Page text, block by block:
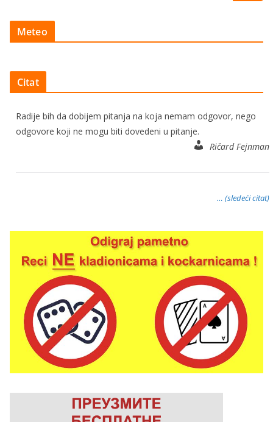
Meteo
Citat
Radije bih da dobijem pitanja na koja nemam odgovor, nego
odgovore koji ne mogu biti dovedeni u pitanje.
Ričard Fejnman
… (sledeći citat)